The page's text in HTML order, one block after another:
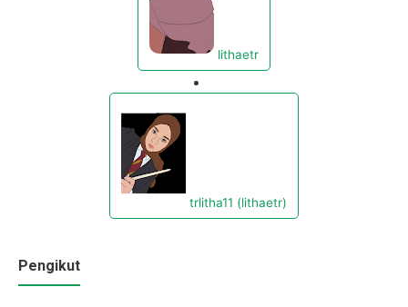
lithaetr
trlitha11 (lithaetr)
Pengikut